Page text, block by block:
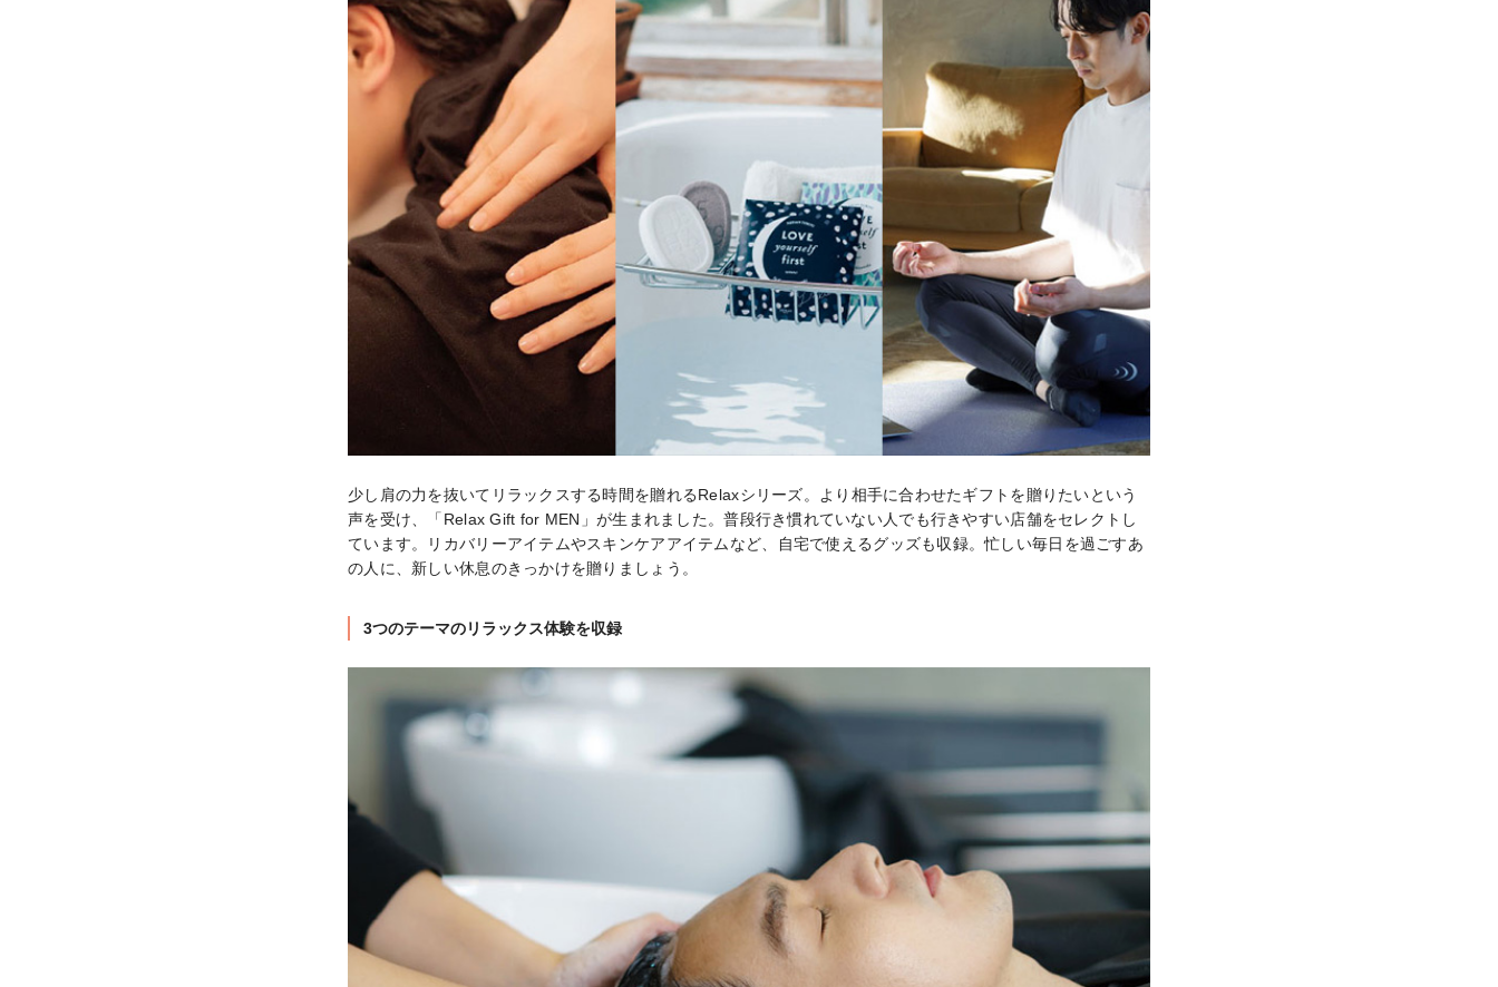
少し肩の力を抜いてリラックスする時間を贈れるRelaxシリーズ。より相手に合わせたギフトを贈りたいという
声を受け、「Relax Gift for MEN」が生まれました。普段行き慣れていない人でも行きやすい店舗をセレクトし
ています。リカバリーアイテムやスキンケアアイテムなど、自宅で使えるグッズも収録。忙しい毎日を過ごすあ
の人に、新しい休息のきっかけを贈りましょう。
3つのテーマのリラックス体験を収録